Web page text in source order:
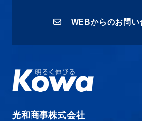
WEBからのお問い
光和商事株式会社